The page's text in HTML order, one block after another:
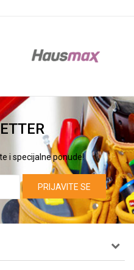
i specijalne ponude!
PRIJAVITE SE